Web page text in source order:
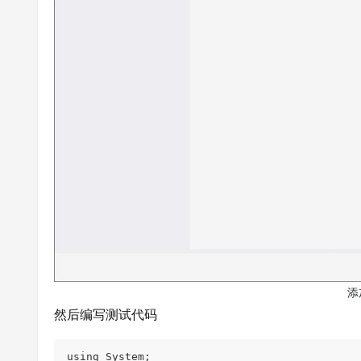
添
然后编写测试代码
using System;